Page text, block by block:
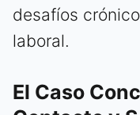
desafíos
laboral.
El Caso